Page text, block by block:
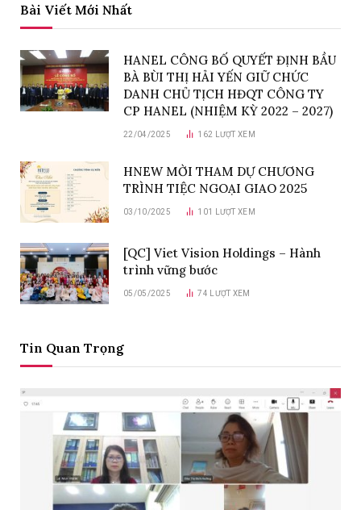
Bài Viết Mới Nhất
HANEL CÔNG BỐ QUYẾT ĐỊNH BẦU
BÀ BÙI THỊ HẢI YẾN GIỮ CHỨC
DANH CHỦ TỊCH HĐQT CÔNG TY
CP HANEL (NHIỆM KỲ 2022 – 2027)
22/04/2025 162 LƯỢT XEM
HNEW MỜI THAM DỰ CHƯƠNG
TRÌNH TIỆC NGOẠI GIAO 2025
03/10/2025 101 LƯỢT XEM
[QC] Viet Vision Holdings – Hành
trình vững bước
05/05/2025 74 LƯỢT XEM
Tin Quan Trọng